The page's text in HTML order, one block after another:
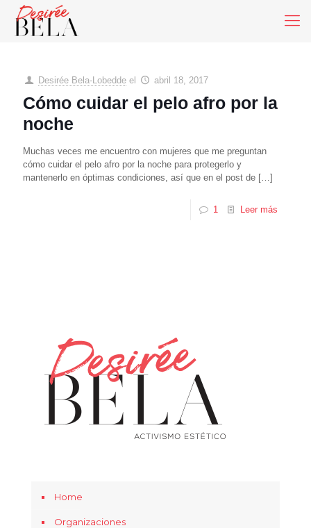
Desirée Bela-Lobedde el abril 18, 2017
Cómo cuidar el pelo afro por la
noche
Muchas veces me encuentro con mujeres que me preguntan
cómo cuidar el pelo afro por la noche para protegerlo y
mantenerlo en óptimas condiciones, así que en el post de […]
1 Leer más
Home
Organizaciones